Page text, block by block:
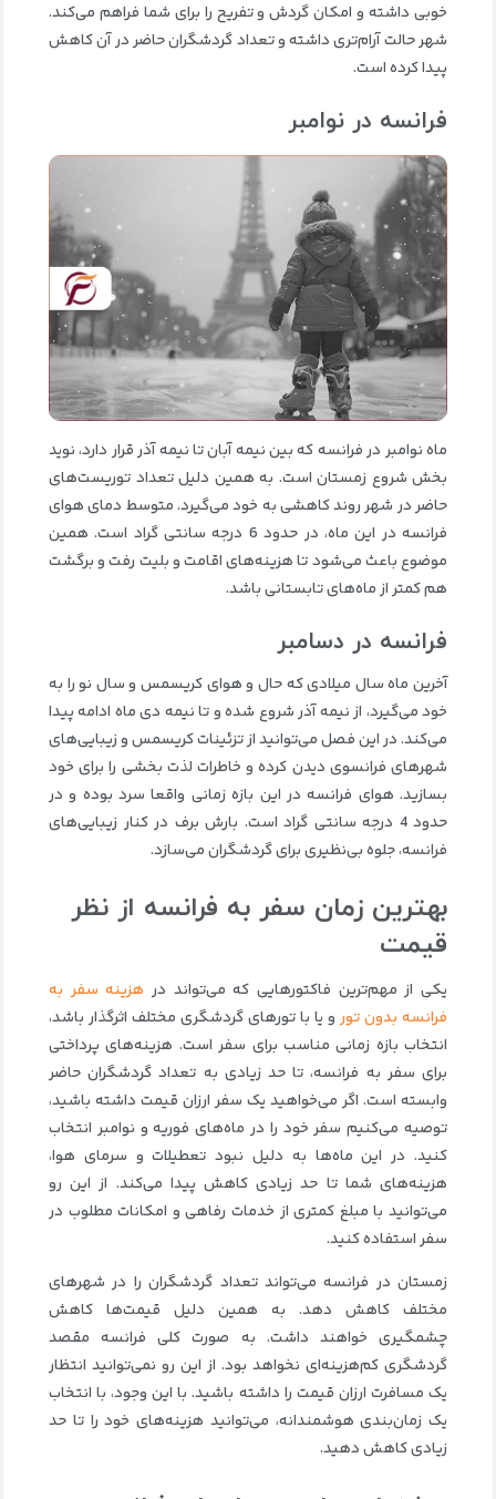
خوبی داشته و امکان گردش و تفریح را برای شما فراهم می‌کند.
شهر حالت آرام‌تری داشته و تعداد گردشگران حاضر در آن کاهش
پیدا کرده است.
فرانسه در نوامبر
ماه نوامبر در فرانسه که بین نیمه آبان تا نیمه آذر قرار دارد، نوید
بخش شروع زمستان است. به همین دلیل تعداد توریست‌های
حاضر در شهر روند کاهشی به خود می‌گیرد. متوسط دمای هوای
فرانسه در این ماه، در حدود 6 درجه سانتی گراد است. همین
موضوع باعث می‌شود تا هزینه‌های اقامت و بلیت رفت و برگشت
هم کمتر از ماه‌های تابستانی باشد.
فرانسه در دسامبر
آخرین ماه سال میلادی که حال و هوای کریسمس و سال نو را به
خود می‌گیرد، از نیمه آذر شروع شده و تا نیمه دی ماه ادامه پیدا
می‌کند. در این فصل می‌توانید از تزئینات کریسمس و زیبایی‌های
شهرهای فرانسوی دیدن کرده و خاطرات لذت‌ بخشی را برای خود
بسازید. هوای فرانسه در این بازه زمانی واقعا سرد بوده و در
حدود 4 درجه سانتی گراد است. بارش برف در کنار زیبایی‌های
فرانسه، جلوه بی‌نظیری برای گردشگران می‌سازد.
بهترین زمان سفر به فرانسه از نظر
قیمت
یکی از مهم‌ترین فاکتورهایی که می‌تواند در هزینه سفر به
فرانسه بدون تور و یا با تورهای گردشگری مختلف اثرگذار باشد،
انتخاب بازه زمانی مناسب برای سفر است. هزینه‌های پرداختی
برای سفر به فرانسه، تا حد زیادی به تعداد گردشگران حاضر
وابسته است. اگر می‌خواهید یک سفر ارزان‌ قیمت داشته باشید،
توصیه می‌کنیم سفر خود را در ماه‌های فوریه و نوامبر انتخاب
کنید. در این ماه‌ها به دلیل نبود تعطیلات و سرمای هوا،
هزینه‌های شما تا حد زیادی کاهش پیدا می‌کند. از این رو
می‌توانید با مبلغ کمتری از خدمات رفاهی و امکانات مطلوب در
سفر استفاده کنید.
زمستان در فرانسه می‌تواند تعداد گردشگران را در شهرهای
مختلف کاهش دهد. به همین دلیل قیمت‌ها کاهش
چشمگیری خواهند داشت. به صورت کلی فرانسه مقصد
گردشگری کم‌هزینه‌ای نخواهد بود. از این رو نمی‌توانید انتظار
یک مسافرت ارزان قیمت را داشته باشید. با این وجود، با انتخاب
یک زمان‌بندی هوشمندانه، می‌توانید هزینه‌های خود را تا حد
زیادی کاهش دهید.